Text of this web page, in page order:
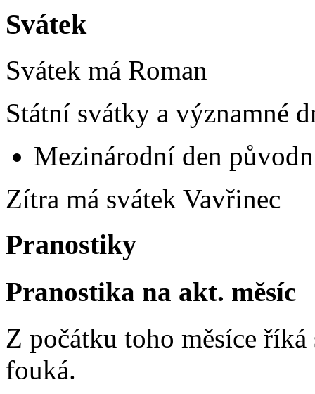
Svátek
Svátek má Roman
Státní svátky a významné
Mezinárodní den
Zítra má svátek Vavřinec
Pranostiky
Pranostika na akt. měsíc
Z počátku toho měsíce
fouká.